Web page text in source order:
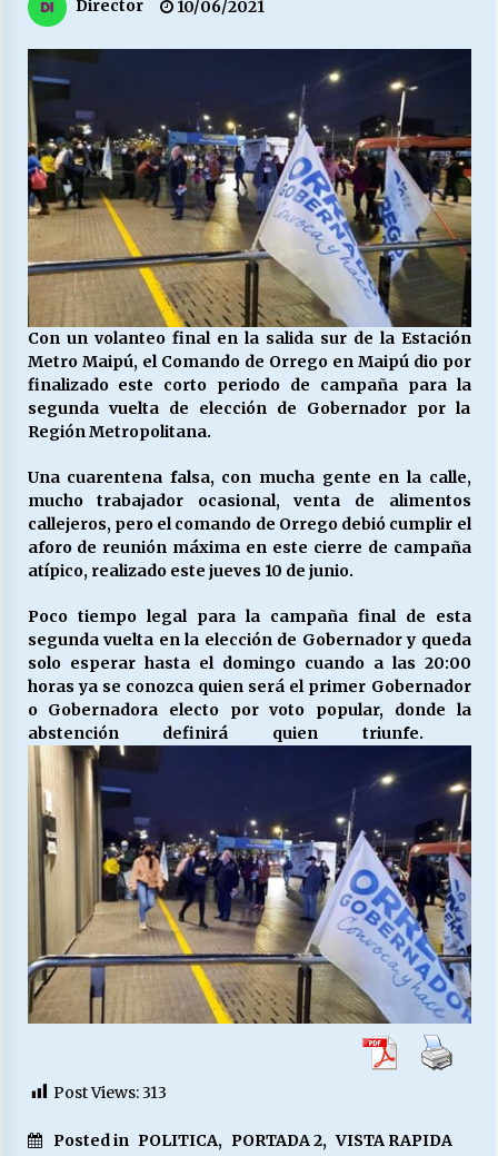
13/07/2026
Escuela hospitalaria El Carmen de Maipu.
25/06/2026
¿Qué habrían dicho?
23/06/2026
VOLVER A SER ALTERNATIVA
16/06/2026
MUNICIPALIDADES, HONORARIOS, DESPIDOS
28/05/2026
Releyendo la Rerum Novarum a 135 años. “La
16/05/2026
S.O.S. a los ricos, Save Our Souls (Salvar
Nuestras Almas)
30/04/2026
¿Asesores con doble sueldo?
Chile y sus segmentos de la riqueza
06/04/2026
Director 10/06/2021
Con un volanteo final en la salida sur de la Estación
Metro Maipú, el Comando de Orrego en Maipú dio por
finalizado este corto periodo de campaña para la
segunda vuelta de elección de Gobernador por la
Región Metropolitana.
Una cuarentena falsa, con mucha gente en la calle,
mucho trabajador ocasional, venta de alimentos
callejeros, pero el comando de Orrego debió cumplir el
aforo de reunión máxima en este cierre de campaña
atípico, realizado este jueves 10 de junio.
Poco tiempo legal para la campaña final de esta
segunda vuelta en la elección de Gobernador y queda
solo esperar hasta el domingo cuando a las 20:00
horas ya se conozca quien será el primer Gobernador
o Gobernadora electo por voto popular, donde la
abstención definirá quien triunfe.
Post Views:313
Posted in POLITICA, PORTADA 2, VISTA RAPIDA